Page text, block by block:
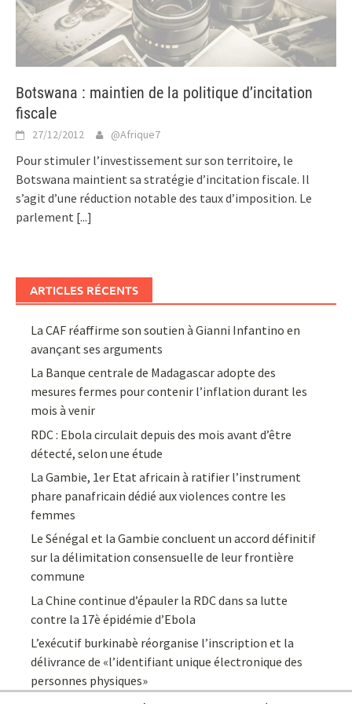
Botswana : maintien de la politique d’incitation
fiscale
27/12/2012 @Afrique7
Pour stimuler l’investissement sur son territoire, le
Botswana maintient sa stratégie d’incitation fiscale. Il
s’agit d’une réduction notable des taux d’imposition. Le
parlement [...]
ARTICLES RÉCENTS
La CAF réaffirme son soutien à Gianni Infantino en
avançant ses arguments
La Banque centrale de Madagascar adopte des
mesures fermes pour contenir l’inflation durant les
mois à venir
RDC : Ebola circulait depuis des mois avant d’être
détecté, selon une étude
La Gambie, 1er Etat africain à ratifier l’instrument
phare panafricain dédié aux violences contre les
femmes
Le Sénégal et la Gambie concluent un accord définitif
sur la délimitation consensuelle de leur frontière
commune
La Chine continue d’épauler la RDC dans sa lutte
contre la 17è épidémie d’Ebola
L’exécutif burkinabè réorganise l’inscription et la
délivrance de «l’identifiant unique électronique des
personnes physiques»